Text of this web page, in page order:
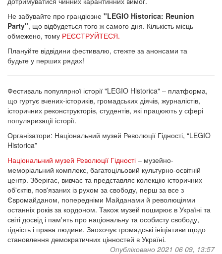
Не забувайте про грандіозне "LEGIO Historica: Reunion
Party", що відбудеться того ж самого дня. Кількість місць
обмежено, тому РЕЄСТРУЙТЕСЯ.
Плануйте відвідини фестивалю, стежте за анонсами та
будьте у перших рядах!
Фестиваль популярної історії "LEGIO Historica" – платформа,
що гуртує вчених-істориків, громадських діячів, журналістів,
історичних реконструкторів, студентів, які працюють у сфері
популяризації історії.
Організатори: Національний музей Революції Гідності, “LEGIO
Historica”
Національний музей Революції Гідності – музейно-
меморіальний комплекс, багатоцільовий культурно-освітній
центр. Зберігає, вивчає та представляє колекцію історичних
об'єктів, пов'язаних із рухом за свободу, перш за все з
Євромайданом, попередніми Майданами й революціями
останніх років за кордоном. Також музей поширює в Україні та
світі досвід і пам'ять про національну та особисту свободу,
гідність і права людини. Заохочує громадські ініціативи щодо
становлення демократичних цінностей в Україні.
Опубліковано 2021 06 09, 13:57